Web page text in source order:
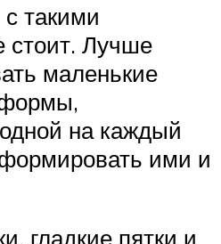
такими
стоит. Лучше
маленькие
формы,
на каждый
ими и
гладкие пятки и